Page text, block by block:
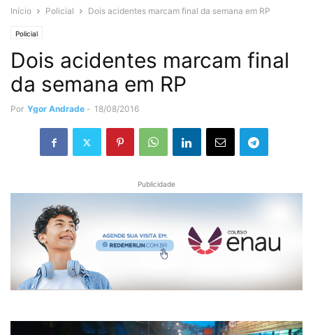
Início Policial Dois acidentes marcam final da semana em RP
Policial
Dois acidentes marcam final
da semana em RP
Por Ygor Andrade - 18/08/2016
Publicidade